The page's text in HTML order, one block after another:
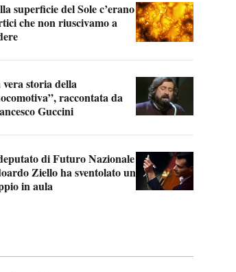
superficie del Sole c’erano
che non riuscivamo a
storia della
raccontata da
Guccini
di Futuro Nazionale
Ziello ha sventolato un
in aula